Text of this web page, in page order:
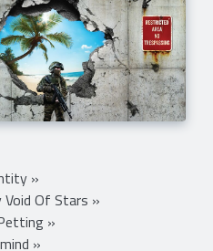
»
Void Of Stars »
»
»